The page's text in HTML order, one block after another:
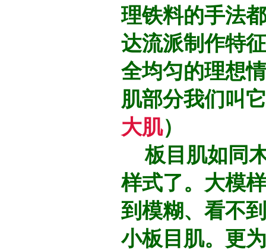
理铁料的手法
达流派制作特
全均匀的理想
肌部分我们叫
大肌）
板目肌如同
样式了。大模
到模糊、看不
小板目肌。更